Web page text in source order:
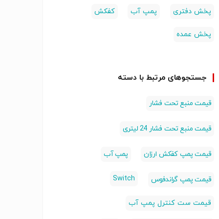
پخش دفتری پمپ آب کفکش
پخش عمده
جستجوهای مرتبط با دسته
قیمت منبع تحت فشار
قیمت منبع تحت فشار 24 لیتری
قیمت پمپ کفکش ارزان پمپ آب
قیمت پمپ گراندفوس Switch
قیمت ست کنترل پمپ آب